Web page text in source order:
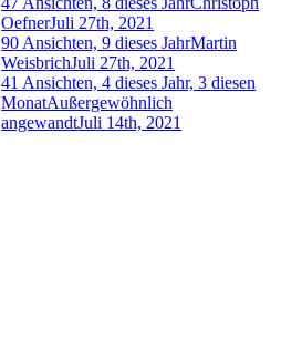
OefnerJuli 27th, 2021
90 Ansichten, 9 dieses JahrMartin
WeisbrichJuli 27th, 2021
41 Ansichten, 4 dieses Jahr, 3 diesen
MonatAußergewöhnlich
angewandtJuli 14th, 2021